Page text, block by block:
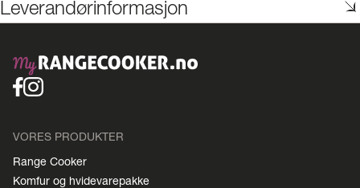
Leverandørinformasjon
VORES PRODUKTER
Range Cooker
Komfur og hvidevarepakke